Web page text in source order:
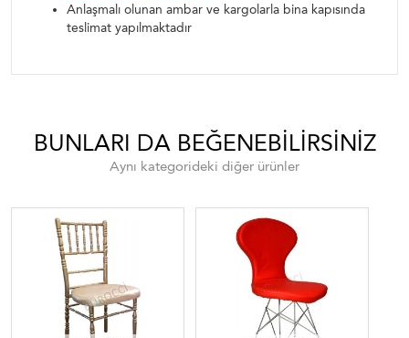
Anlaşmalı olunan ambar ve kargolarla bina kapısında
teslimat yapılmaktadır
BUNLARI DA BEĞENEBILIRSINIZ
Aynı kategorideki diğer ürünler